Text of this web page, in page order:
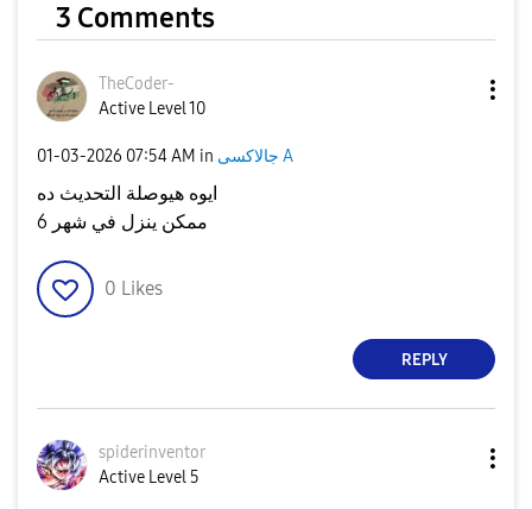
3 Comments
TheCoder-
Active Level 10
‎01-03-2026 07:54 AM in جالاكسى A
ايوه هيوصلة التحديث ده
ممكن ينزل في شهر 6
0 Likes
REPLY
spiderinventor
Active Level 5